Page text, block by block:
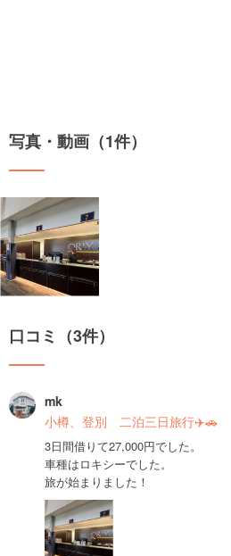
写真・動画（1件）
口コミ（3件）
mk
小樽、登別 二泊三日旅行✈️🚗
3日間借りて27,000円でした。
車種はロキシーでした。
旅が始まりました！